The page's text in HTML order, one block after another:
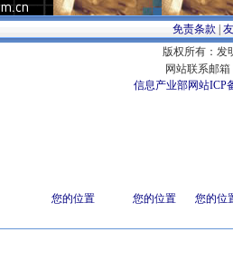
免责条款
版权所有：发
网站联系邮箱
信息产业部网站ICP
您的位置 您的位置 您的位